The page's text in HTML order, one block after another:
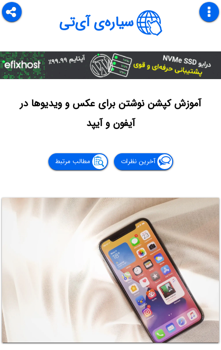
سیاره‌ی آی‌تی
آموزش کپشن نوشتن برای عکس و ویدیوها در
آیفون و آیپد
آخرین نظرات مطالب مرتبط